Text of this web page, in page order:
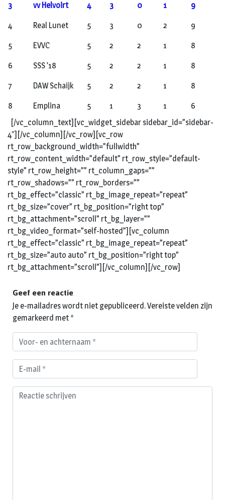
3 vv Helvoirt 4 3 0 1 9
4 Real Lunet 5 3 0 2 9
5 EVVC 5 2 2 1 8
6 SSS ’18 5 2 2 1 8
7 DAW Schaijk 5 2 2 1 8
8 Emplina 5 1 3 1
6
[/vc_column_text][vc_widget_sidebar sidebar_id=”sidebar-
4″][/vc_column][/vc_row][vc_row
rt_row_background_width=”fullwidth”
rt_row_content_width=”default” rt_row_style=”default-
style” rt_row_height=”” rt_column_gaps=””
rt_row_shadows=”” rt_row_borders=””
rt_bg_effect=”classic” rt_bg_image_repeat=”repeat”
rt_bg_size=”cover” rt_bg_position=”right top”
rt_bg_attachment=”scroll” rt_bg_layer=””
rt_bg_video_format=”self-hosted”][vc_column
rt_bg_effect=”classic” rt_bg_image_repeat=”repeat”
rt_bg_size=”auto auto” rt_bg_position=”right top”
rt_bg_attachment=”scroll”][/vc_column][/vc_row]
Geef een reactie
Je e-mailadres wordt niet gepubliceerd.Vereiste velden zijn
gemarkeerd met *